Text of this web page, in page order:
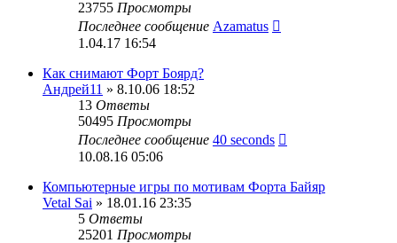
23755 Просмотры
Последнее сообщение Azamatus
1.04.17 16:54
Как снимают Форт Боярд?
Андрей11 » 8.10.06 18:52
13 Ответы
50495 Просмотры
Последнее сообщение 40 seconds
10.08.16 05:06
Компьютерные игры по мотивам Форта Байяр
Vetal Sai » 18.01.16 23:35
5 Ответы
25201 Просмотры